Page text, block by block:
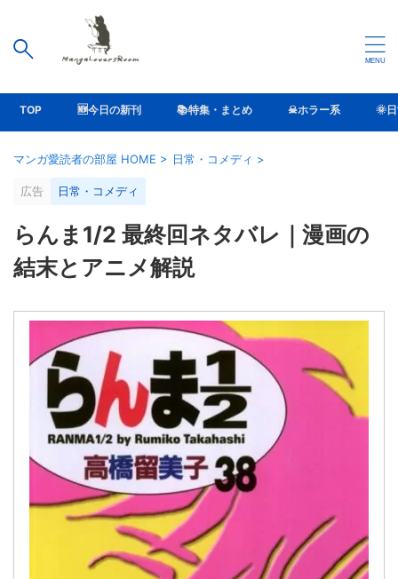
TOP 🆕今日の新刊 📚特集・まとめ ☠ホラー系 🌞
マンガ愛読者の部屋 HOME > 日常・コメディ >
広告 日常・コメディ
らんま1/2 最終回ネタバレ｜漫画の
結末とアニメ解説